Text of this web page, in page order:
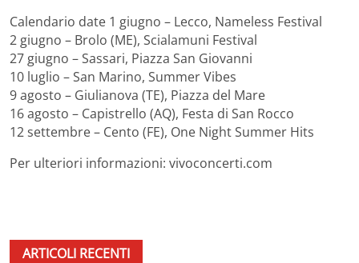
Calendario date 1 giugno – Lecco, Nameless Festival
2 giugno – Brolo (ME), Scialamuni Festival
27 giugno – Sassari, Piazza San Giovanni
10 luglio – San Marino, Summer Vibes
9 agosto – Giulianova (TE), Piazza del Mare
16 agosto – Capistrello (AQ), Festa di San Rocco
12 settembre – Cento (FE), One Night Summer Hits
Per ulteriori informazioni: vivoconcerti.com
ARTICOLI RECENTI